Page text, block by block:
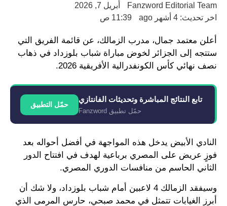
Fanzword Editorial Team
أبريل 7, 2026
اخر تحديث: 4 أشهر ago
11:39 ص
أعلن معتمد جمال، مدرب الزمالك، عن قائمة الفريق التي
ستتجه إلى الجزائر لخوض مباراة شباب بلوزداد في ذهاب
نصف نهائي كأس الكونفدرالية الأفريقية 2026.
تابع النتائج المباشرة وتحديثات الفانتازي
حمّل تطبيق Fanzword
حمّل التطبيق
النادي الأبيض يدخل هذه المواجهة في أفضل أحواله بعد
فوزٍ عريض على المصري برباعية لهدف في افتتاح الدور
الثاني الحاسم من منافسات الدوري المصري.
وسيفقد الزمالك 4 لاعبين أمام شباب بلوزداد، ولا شك أن
أبرز الغيابات تتمثل في محمد صبحي، حارس المرمى الذي